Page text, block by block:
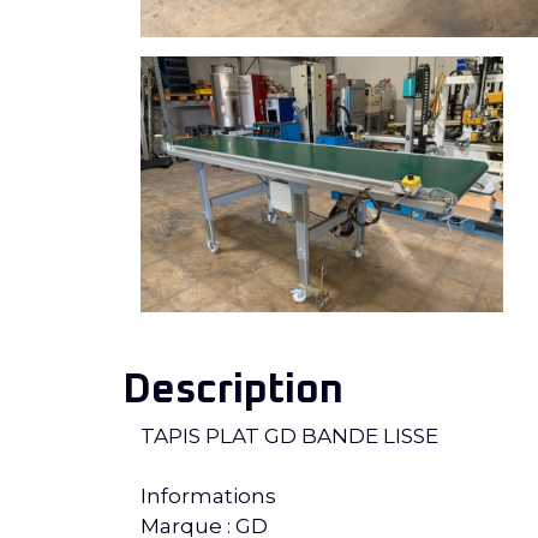
Description
TAPIS PLAT GD BANDE LISSE
Informations
Marque : GD